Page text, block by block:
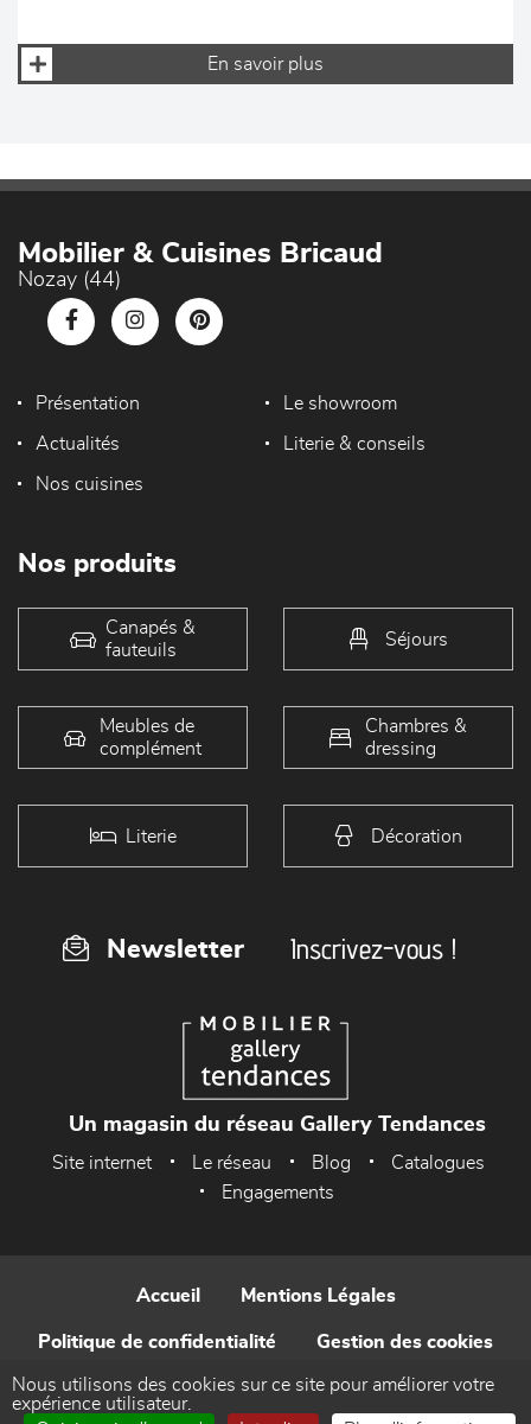
En savoir plus
Mobilier & Cuisines Bricaud
Nozay (44)
Présentation Le showroom
Actualités Literie & conseils
Nos cuisines
Nos produits
Canapés &
fauteuils
Séjours
Meubles de
complément
Chambres &
dressing
Literie Décoration
Newsletter Inscrivez-vous !
Un magasin du réseau Gallery Tendances
Site internet Le réseau Blog
Catalogues
Engagements
Accueil Mentions Légales
Politique de confidentialité Gestion des cookies
Contact
Nous utilisons des cookies sur ce site pour améliorer votre
expérience utilisateur.